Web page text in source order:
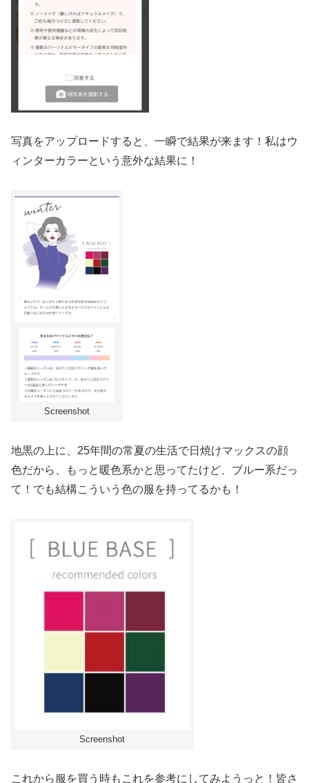
写真をアップロードすると、一瞬で結果が来ます！私はウ
ィンターカラーという意外な結果に！
Screenshot
地黒の上に、25年間の常夏の生活で日焼けマックスの顔
色だから、もっと暖色系かと思ってたけど、ブルー系だっ
て！でも結構こういう色の服を持ってるかも！
Screenshot
これから服を買う時もこれを参考にしてみようっと！皆さ